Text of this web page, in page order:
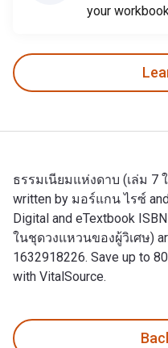
your workbook
ธรรมเนียมแห่งดาบ (เล่ม 7
written by มอร์แกน ไรซ์
Digital and eTextbook
ในชุดวงแหวนของผู้วิเศษ)
1632918226. Save up to
with VitalSource.